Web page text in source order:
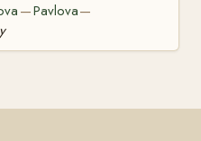
—Pavlova—